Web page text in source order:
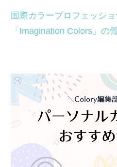
国際カラープロフェッシ
「Imagination Colors」の